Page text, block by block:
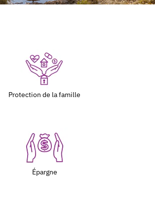
Protection de la famille
Épargne